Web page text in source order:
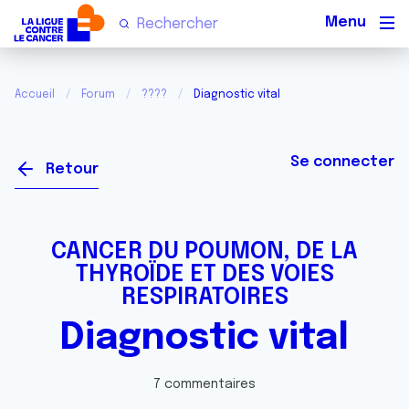
Accueil Forum ???? Diagnostic vital
Retour Se connecter
CANCER DU POUMON, DE LA
THYROÏDE ET DES VOIES
RESPIRATOIRES
Diagnostic vital
7 commentaires